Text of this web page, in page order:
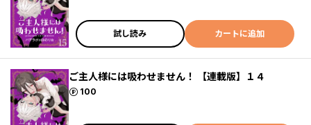
試し読み カートに追加
ご主人様には吸わせません！ 【連載版】１４
100
ポイント